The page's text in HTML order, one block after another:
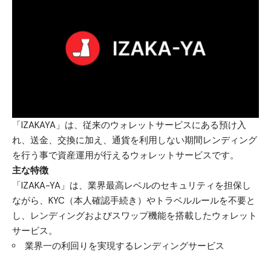
「IZAKAYA」は、従来のウォレットサービスにある預け入
れ、送金、交換に加え、通貨を利用しない期間レンディング
を行う事で資産運用が行えるウォレットサービスです。
主な特徴
「IZAKA-YA」は、業界最高レベルのセキュリティを担保し
ながら、KYC（本人確認手続き）やトラベルルールを不要と
し、レンディングおよびスワップ機能を搭載したウォレット
サービス。
業界一の利回りを実現するレンディングサービス